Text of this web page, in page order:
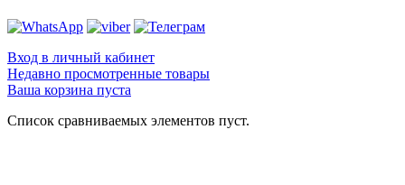
Вход в личный кабинет
Недавно просмотренные товары
Ваша корзина пуста
Список сравниваемых элементов пуст.